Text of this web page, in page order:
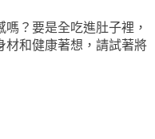
？要是全吃進肚子裡，
材和健康著想，請試著將